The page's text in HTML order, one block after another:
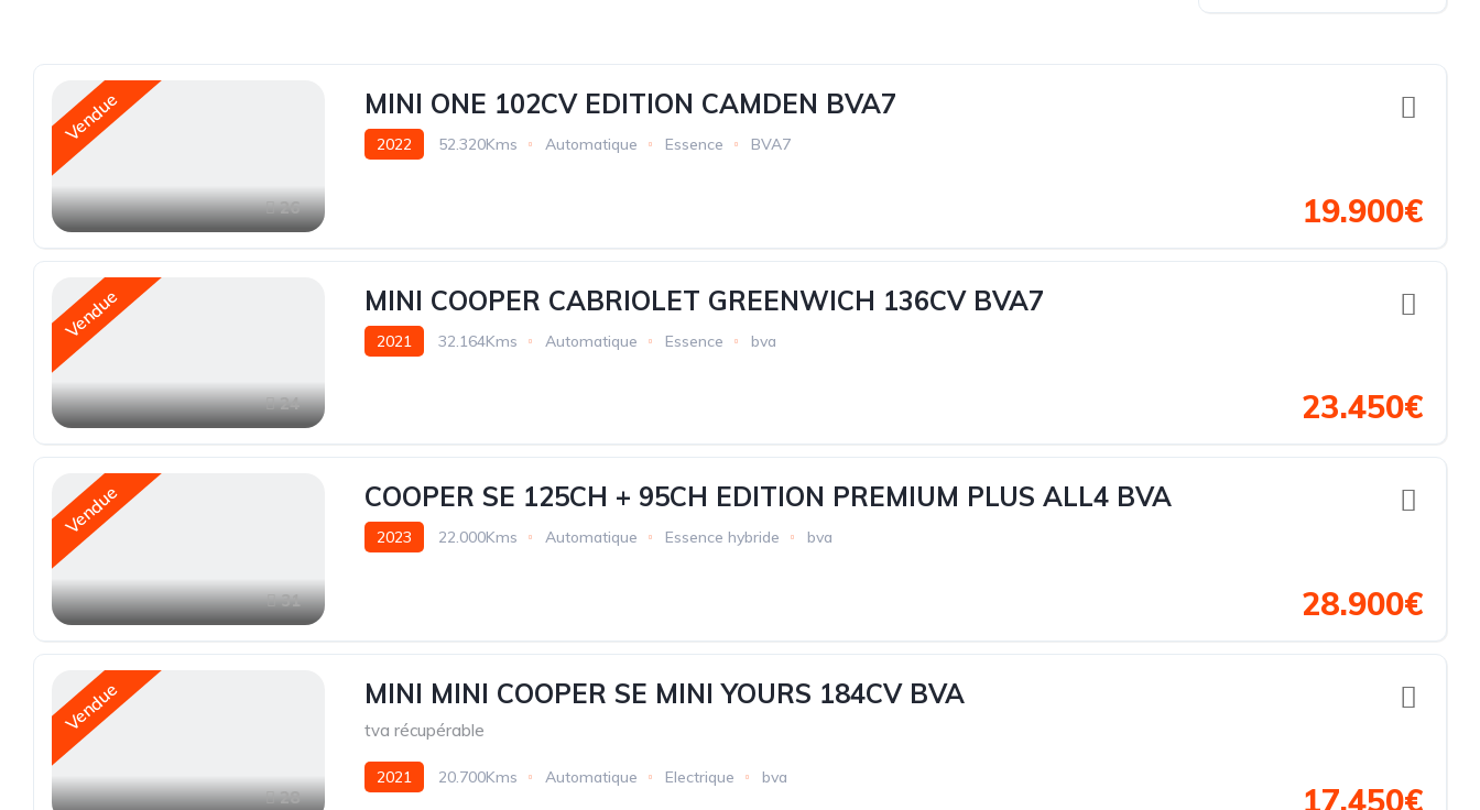
Vendue
26
MINI ONE 102CV EDITION CAMDEN BVA7
2022 52.320Kms Automatique Essence BVA7
19.900€
Vendue
24
MINI COOPER CABRIOLET GREENWICH 136CV BVA7
2021 32.164Kms Automatique Essence bva
23.450€
Vendue
31
COOPER SE 125CH + 95CH EDITION PREMIUM PLUS ALL4 BVA
2023 22.000Kms Automatique Essence hybride bva
28.900€
Vendue
28
MINI MINI COOPER SE MINI YOURS 184CV BVA
tva récupérable
2021 20.700Kms Automatique Electrique bva
17.450€